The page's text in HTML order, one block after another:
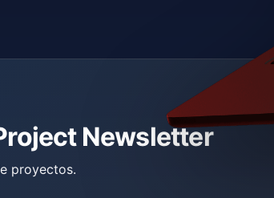
Newsletter
proyectos.